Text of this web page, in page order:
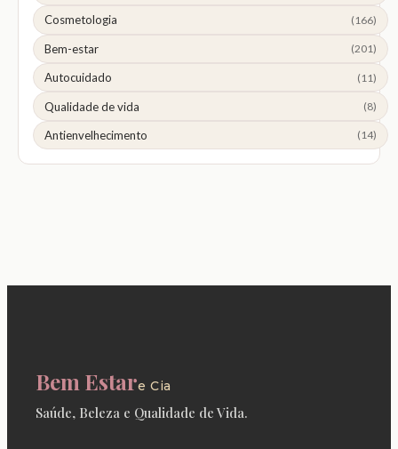
Cosmetologia (166)
Bem-estar (201)
Autocuidado (11)
Qualidade de vida (8)
Antienvelhecimento (14)
Bem Estare Cia
Saúde, Beleza e Qualidade de Vida.